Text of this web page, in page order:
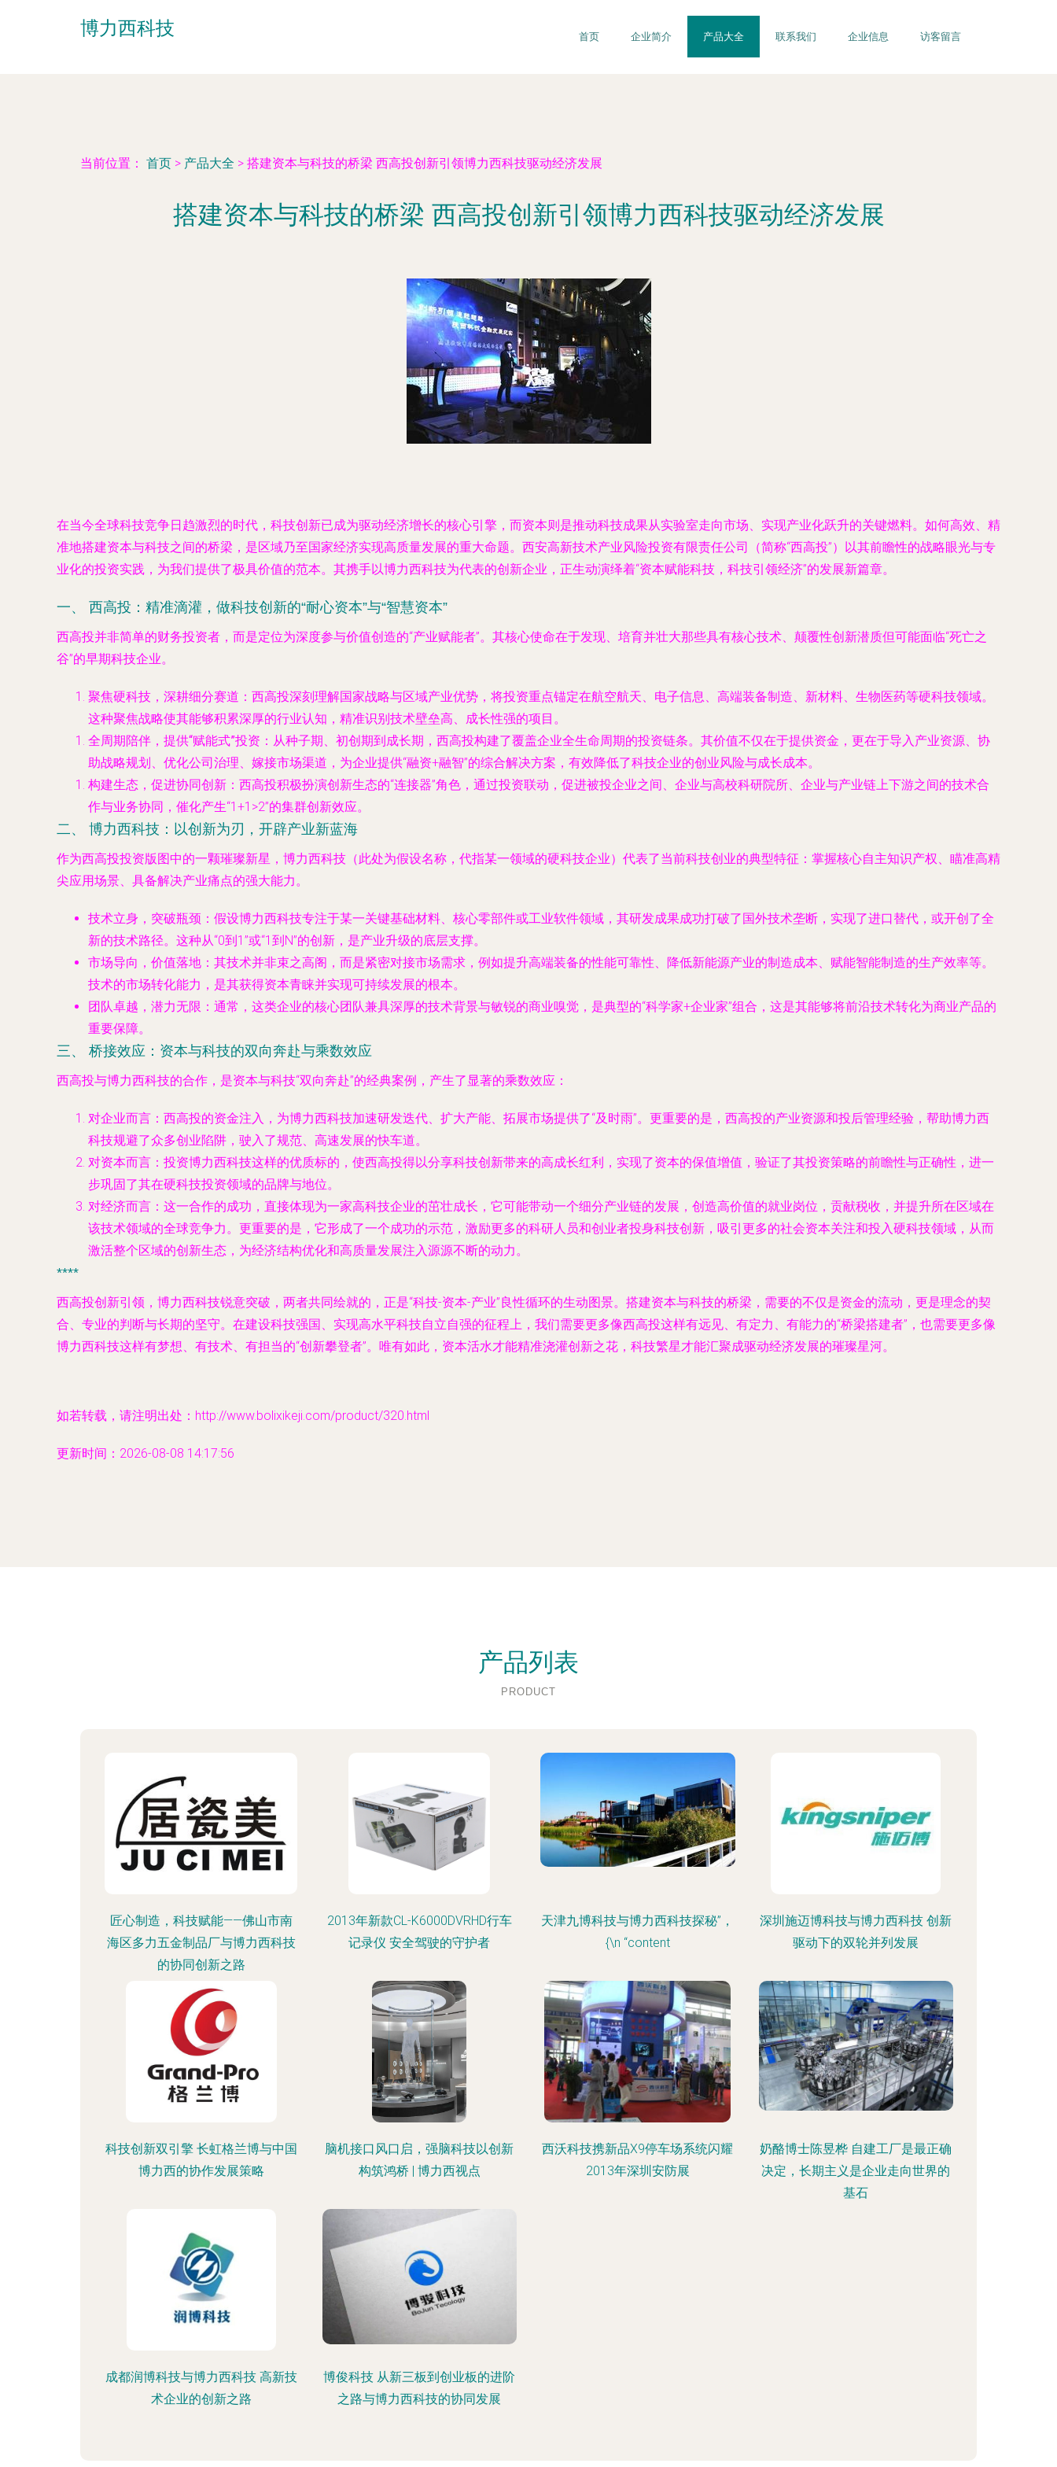
博力西科技 首页 企业简介 产品大全 联系我们 企业信息 访客留言
当前位置： 首页 > 产品大全 > 搭建资本与科技的桥梁 西高投创新引领博力西科技驱动经济发展
搭建资本与科技的桥梁 西高投创新引领博力西科技驱动经济发展
在当今全球科技竞争日趋激烈的时代，科技创新已成为驱动经济增长的核心引擎，而资本则是推动科技成果从实验室走向市场、实现产业化跃升的关键燃料。如何高效、精
准地搭建资本与科技之间的桥梁，是区域乃至国家经济实现高质量发展的重大命题。西安高新技术产业风险投资有限责任公司（简称“西高投”）以其前瞻性的战略眼光与专
业化的投资实践，为我们提供了极具价值的范本。其携手以博力西科技为代表的创新企业，正生动演绎着“资本赋能科技，科技引领经济”的发展新篇章。
一、 西高投：精准滴灌，做科技创新的“耐心资本”与“智慧资本”
西高投并非简单的财务投资者，而是定位为深度参与价值创造的“产业赋能者”。其核心使命在于发现、培育并壮大那些具有核心技术、颠覆性创新潜质但可能面临“死亡之
谷”的早期科技企业。
聚焦硬科技，深耕细分赛道 ：西高投深刻理解国家战略与区域产业优势，将投资重点锚定在航空航天、电子信息、高端装备制造、新材料、生物医药等硬科技领域。
这种聚焦战略使其能够积累深厚的行业认知，精准识别技术壁垒高、成长性强的项目。
全周期陪伴，提供“赋能式”投资 ：从种子期、初创期到成长期，西高投构建了覆盖企业全生命周期的投资链条。其价值不仅在于提供资金，更在于导入产业资源、协
助战略规划、优化公司治理、嫁接市场渠道，为企业提供“融资+融智”的综合解决方案，有效降低了科技企业的创业风险与成长成本。
构建生态，促进协同创新 ：西高投积极扮演创新生态的“连接器”角色，通过投资联动，促进被投企业之间、企业与高校科研院所、企业与产业链上下游之间的技术合
作与业务协同，催化产生“1+1>2”的集群创新效应。
二、 博力西科技：以创新为刃，开辟产业新蓝海
作为西高投投资版图中的一颗璀璨新星，博力西科技（此处为假设名称，代指某一领域的硬科技企业）代表了当前科技创业的典型特征：掌握核心自主知识产权、瞄准高精
尖应用场景、具备解决产业痛点的强大能力。
技术立身，突破瓶颈 ：假设博力西科技专注于某一关键基础材料、核心零部件或工业软件领域，其研发成果成功打破了国外技术垄断，实现了进口替代，或开创了全
新的技术路径。这种从“0到1”或“1到N”的创新，是产业升级的底层支撑。
市场导向，价值落地 ：其技术并非束之高阁，而是紧密对接市场需求，例如提升高端装备的性能可靠性、降低新能源产业的制造成本、赋能智能制造的生产效率等。
技术的市场转化能力，是其获得资本青睐并实现可持续发展的根本。
团队卓越，潜力无限 ：通常，这类企业的核心团队兼具深厚的技术背景与敏锐的商业嗅觉，是典型的“科学家+企业家”组合，这是其能够将前沿技术转化为商业产品的
重要保障。
三、 桥接效应：资本与科技的双向奔赴与乘数效应
西高投与博力西科技的合作，是资本与科技“双向奔赴”的经典案例，产生了显著的乘数效应：
对企业而言 ：西高投的资金注入，为博力西科技加速研发迭代、扩大产能、拓展市场提供了“及时雨”。更重要的是，西高投的产业资源和投后管理经验，帮助博力西
科技规避了众多创业陷阱，驶入了规范、高速发展的快车道。
对资本而言 ：投资博力西科技这样的优质标的，使西高投得以分享科技创新带来的高成长红利，实现了资本的保值增值，验证了其投资策略的前瞻性与正确性，进一
步巩固了其在硬科技投资领域的品牌与地位。
对经济而言 ：这一合作的成功，直接体现为一家高科技企业的茁壮成长，它可能带动一个细分产业链的发展，创造高价值的就业岗位，贡献税收，并提升所在区域在
该技术领域的全球竞争力。更重要的是，它形成了一个成功的示范，激励更多的科研人员和创业者投身科技创新，吸引更多的社会资本关注和投入硬科技领域，从而
激活整个区域的创新生态，为经济结构优化和高质量发展注入源源不断的动力。
****
西高投创新引领，博力西科技锐意突破，两者共同绘就的，正是“科技-资本-产业”良性循环的生动图景。搭建资本与科技的桥梁，需要的不仅是资金的流动，更是理念的契
合、专业的判断与长期的坚守。在建设科技强国、实现高水平科技自立自强的征程上，我们需要更多像西高投这样有远见、有定力、有能力的“桥梁搭建者”，也需要更多像
博力西科技这样有梦想、有技术、有担当的“创新攀登者”。唯有如此，资本活水才能精准浇灌创新之花，科技繁星才能汇聚成驱动经济发展的璀璨星河。
如若转载，请注明出处：http://www.bolixikeji.com/product/320.html
更新时间：2026-08-08 14:17:56
产品列表
PRODUCT
匠心制造，科技赋能——佛山市南
海区多力五金制品厂与博力西科技
的协同创新之路
2013年新款CL-K6000DVRHD行车
记录仪 安全驾驶的守护者
天津九博科技与博力西科技探秘”，
{\n “content
深圳施迈博科技与博力西科技 创新
驱动下的双轮并列发展
科技创新双引擎 长虹格兰博与中国
博力西的协作发展策略
脑机接口风口启，强脑科技以创新
构筑鸿桥 | 博力西视点
西沃科技携新品X9停车场系统闪耀
2013年深圳安防展
奶酪博士陈昱桦 自建工厂是最正确
决定，长期主义是企业走向世界的
基石
成都润博科技与博力西科技 高新技
术企业的创新之路
博俊科技 从新三板到创业板的进阶
之路与博力西科技的协同发展